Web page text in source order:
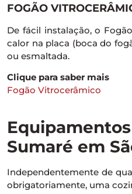
FOGÃO
De fácil instalação, o
calor na placa (boca do
ou esmaltada.
Clique para saber mais
Fogão Vitrocerâmico
Sumaré em
Independentemente de
obrigatoriamente, uma